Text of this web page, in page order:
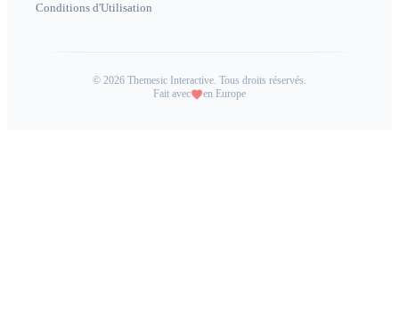
Conditions d'Utilisation
© 2026 Themesic Interactive. Tous droits réservés.
Fait avec
en Europe